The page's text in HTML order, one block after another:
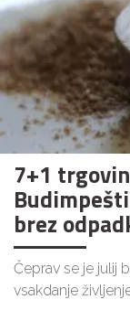
7+1
brez
Čeprav se je julij
vsakdanje